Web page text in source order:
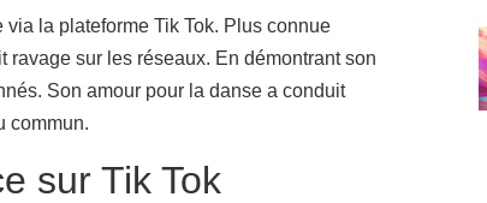
la plateforme Tik Tok. Plus connue
sur les réseaux. En démontrant son
Son amour pour la danse a conduit
commun.
sur Tik Tok